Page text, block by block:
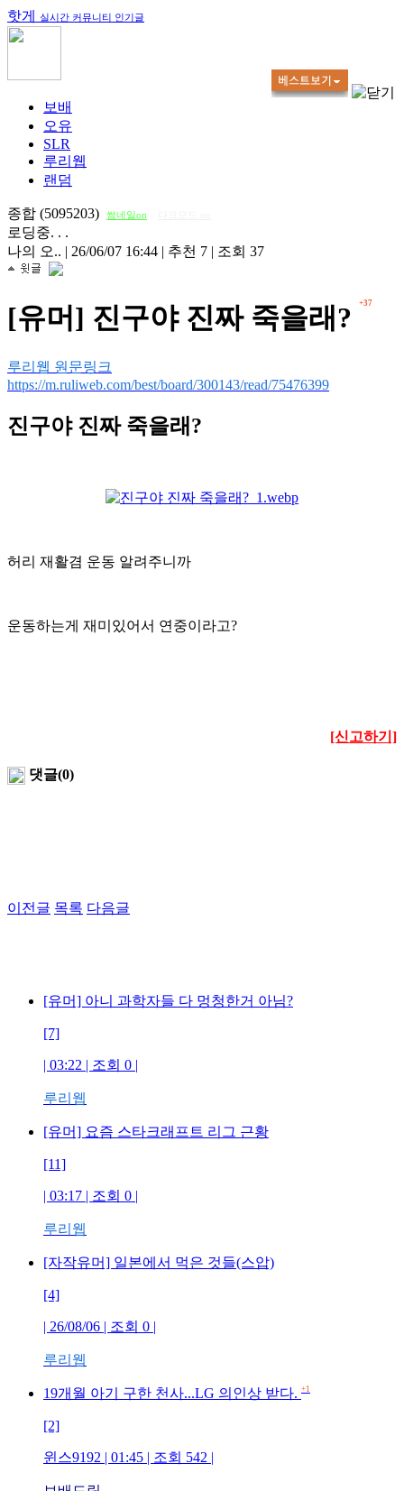
핫게 실시간 커뮤니티 인기글
보배
오유
SLR
루리웹
랜덤
종합 (5095203) 썸네일on
로딩중. . .
나의 오.. | 26/06/07 16:44 | 추천 7 | 조회 37
[유머] 진구야 진짜 죽을래? +37
루리웹 원문링크
https://m.ruliweb.com/best/board/300143/read/75476399
진구야 진짜 죽을래?
허리 재활겸 운동 알려주니까
운동하는게 재미있어서 연중이라고?
[신고하기]
댓글(0)
이전글 목록 다음글
[유머] 아니 과학자들 다 멍청한거 아님?
[7]
| 03:22 | 조회 0 |
루리웹
[유머] 요즘 스타크래프트 리그 근황
[11]
| 03:17 | 조회 0 |
루리웹
[자작유머] 일본에서 먹은 것들(스압)
[4]
| 26/08/06 | 조회 0 |
루리웹
19개월 아기 구한 천사...LG 의인상 받다. +1
[2]
윈스9192 | 01:45 | 조회 542 |